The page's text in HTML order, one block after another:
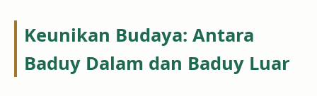
Keunikan Budaya: Antara
Baduy Dalam dan Baduy Luar